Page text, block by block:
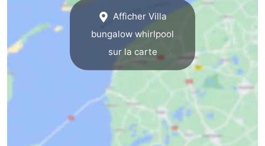
Afficher Villa
bungalow whirlpool
sur la carte